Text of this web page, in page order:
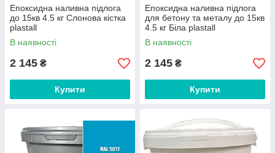
Епоксидна наливна підлога
до 15кв 4.5 кг Слонова кістка
plastall
В наявності
2 145 ₴
Купити
Епоксидна наливна підлога
для бетону та металу до 15кв
4.5 кг Біла plastall
В наявності
2 145 ₴
Купити